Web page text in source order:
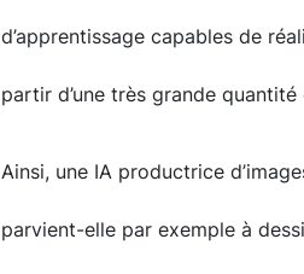
d’apprentissage capables de
partir d’une très grande quantité
Ainsi, une IA productrice
parvient-elle par exemple à